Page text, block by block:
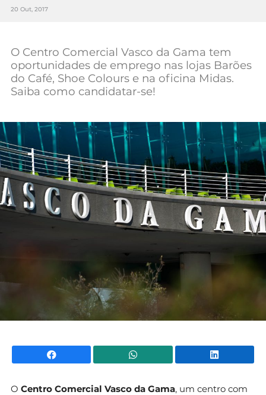
Tecnologia
Negócios
Mundial 2026
20 Out, 2017
O Centro Comercial Vasco da Gama tem
oportunidades de emprego nas lojas Barões
do Café, Shoe Colours e na oficina Midas.
Saiba como candidatar-se!
Facebook WhatsApp
O Centro Comercial Vasco da Gama, um centro com